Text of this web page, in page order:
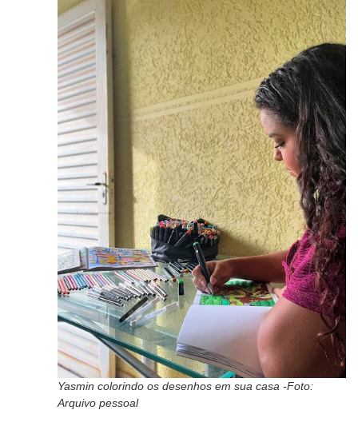
Yasmin colorindo os desenhos em sua casa -Foto:
Arquivo pessoal